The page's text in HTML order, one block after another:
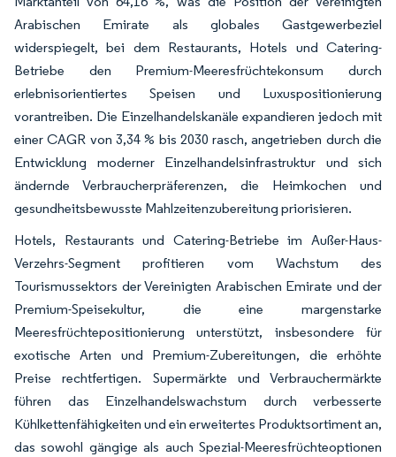
Arabischen Emirate als globales Gastgewerbeziel
widerspiegelt, bei dem Restaurants, Hotels und Catering-
Betriebe den Premium-Meeresfrüchtekonsum durch
erlebnisorientiertes Speisen und Luxuspositionierung
vorantreiben. Die Einzelhandelskanäle expandieren jedoch mit
einer CAGR von 3,34 % bis 2030 rasch, angetrieben durch die
Entwicklung moderner Einzelhandelsinfrastruktur und sich
ändernde Verbraucherpräferenzen, die Heimkochen und
gesundheitsbewusste Mahlzeitenzubereitung priorisieren.
Hotels, Restaurants und Catering-Betriebe im Außer-Haus-
Verzehrs-Segment profitieren vom Wachstum des
Tourismussektors der Vereinigten Arabischen Emirate und der
Premium-Speisekultur, die eine margenstarke
Meeresfrüchtepositionierung unterstützt, insbesondere für
exotische Arten und Premium-Zubereitungen, die erhöhte
Preise rechtfertigen. Supermärkte und Verbrauchermärkte
führen das Einzelhandelswachstum durch verbesserte
Kühlkettenfähigkeiten und ein erweitertes Produktsortiment an,
das sowohl gängige als auch Spezial-Meeresfrüchteoptionen